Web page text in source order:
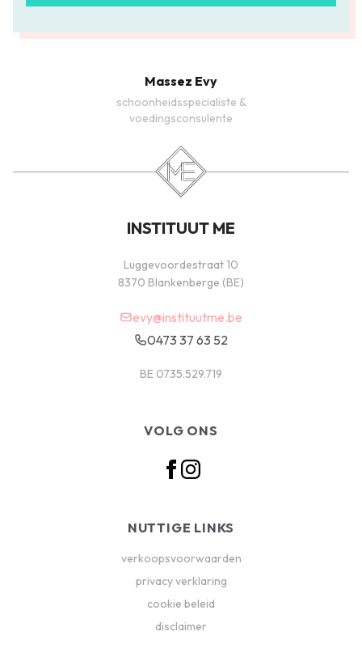
Massez Evy
schoonheidsspecialiste &
voedingsconsulente
INSTITUUT ME
Luggevoordestraat 10
8370 Blankenberge (BE)
evy@instituutme.be
0473 37 63 52
BE 0735.529.719
VOLG ONS
NUTTIGE LINKS
verkoopsvoorwaarden
privacy verklaring
cookie beleid
disclaimer